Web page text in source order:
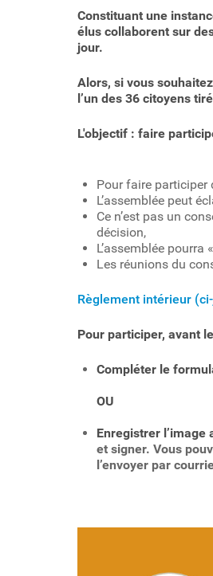
Constituant une
élus collaborent sur
jour.
Alors, si vous
l’un des 36 citoyens
L'objectif : faire
Pour faire participer
L’assemblée peut
Ce n’est pas un
décision,
L’assemblée
Les réunions du
Règlement intérieur
Pour participer, avant
Compléter le
OU
Enregistrer
et signer. Vous
l’envoyer par